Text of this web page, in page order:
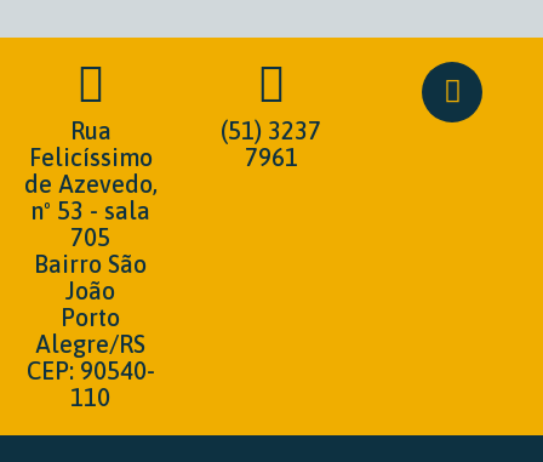
Rua
Felicíssimo
de Azevedo,
nº 53 - sala
705
Bairro São
João
Porto
Alegre/RS
CEP: 90540-
110
(51) 3237
7961